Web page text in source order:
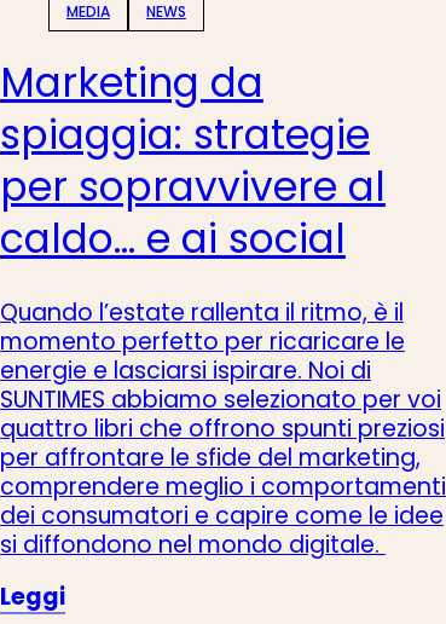
MEDIA NEWS
Marketing da
spiaggia: strategie
per sopravvivere al
caldo… e ai social
Quando l’estate rallenta il ritmo, è il
momento perfetto per ricaricare le
energie e lasciarsi ispirare. Noi di
SUNTIMES abbiamo selezionato per voi
quattro libri che offrono spunti preziosi
per affrontare le sfide del marketing,
comprendere meglio i comportamenti
dei consumatori e capire come le idee
si diffondono nel mondo digitale.
Leggi